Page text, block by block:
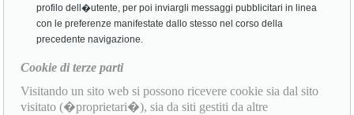
profilo dell�utente, per poi inviargli messaggi pubblicitari in linea
con le preferenze manifestate dallo stesso nel corso della
precedente navigazione.
Cookie di terze parti
Visitando un sito web si possono ricevere cookie sia dal sito
visitato (�proprietari�), sia da siti gestiti da altre